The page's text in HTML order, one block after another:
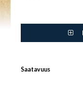
Saatavuus